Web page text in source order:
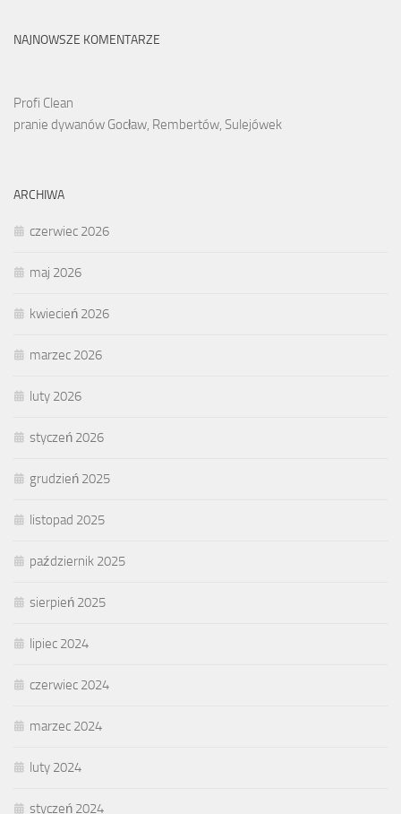
NAJNOWSZE KOMENTARZE
Profi Clean
pranie dywanów Gocław, Rembertów, Sulejówek
ARCHIWA
czerwiec 2026
maj 2026
kwiecień 2026
marzec 2026
luty 2026
styczeń 2026
grudzień 2025
listopad 2025
październik 2025
sierpień 2025
lipiec 2024
czerwiec 2024
marzec 2024
luty 2024
styczeń 2024